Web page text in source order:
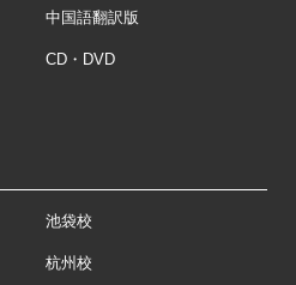
中国語翻訳版
CD・DVD
池袋校
杭州校